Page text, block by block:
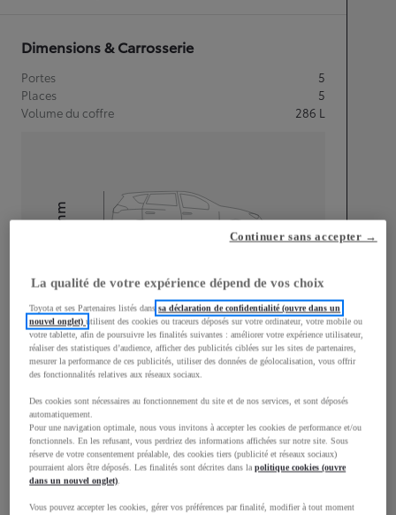
Dimensions & Carrosserie
Portes
5
Places
5
Volume du coffre
286 L
Longueur
3 940mm
mm
mm
Consommation mixte
La qualité de votre expérience dépend de vos choix
Toyota et ses Partenaires listés danssa déclaration de confidentialité (ouvre dans un
nouvel onglet)utilisent des cookies ou traceurs déposés sur votre ordinateur, votre mobile ou
votre tablette, afin de poursuivre les finalités suivantes : améliorer votre expérience utilisateur,
réaliser des statistiques d’audience, afficher des publicités ciblées sur les sites de partenaires,
mesurer la performance de ces publicités, utiliser des données de géolocalisation, vous offrir
des fonctionnalités relatives aux réseaux sociaux.
Des cookies sont nécessaires au fonctionnement du site et de nos services, et sont déposés
automatiquement.
Pour une navigation optimale, nous vous invitons à accepter les cookies de performance et/ou
fonctionnels. En les refusant, vous perdriez des informations affichées sur notre site. Sous
réserve de votre consentement préalable, des cookies tiers (publicité et réseaux sociaux)
pourraient alors être déposés. Les finalités sont décrites dans lapolitique cookies (ouvre
dans un nouvel onglet)
Vous pouvez accepter les cookies, gérer vos préférences par finalité, modifier à tout moment
Continuer sans accepter →